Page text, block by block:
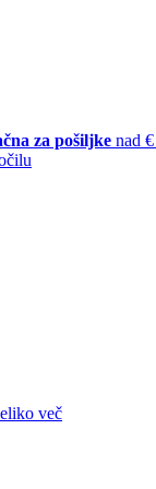
za pošiljke nad
več